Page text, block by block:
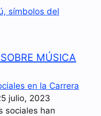
símbolos del
MÚSICA
en la Carrera
julio, 2023
sociales han